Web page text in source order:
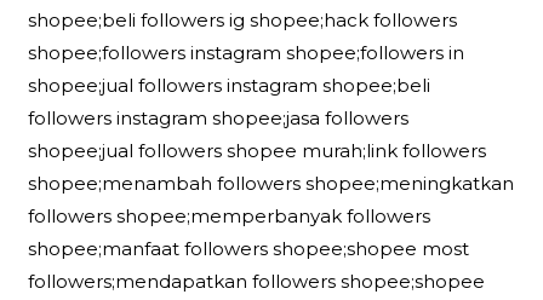
shopee;beli followers ig shopee;hack followers
shopee;followers instagram shopee;followers in
shopee;jual followers instagram shopee;beli
followers instagram shopee;jasa followers
shopee;jual followers shopee murah;link followers
shopee;menambah followers shopee;meningkatkan
followers shopee;memperbanyak followers
shopee;manfaat followers shopee;shopee most
followers;mendapatkan followers shopee;shopee